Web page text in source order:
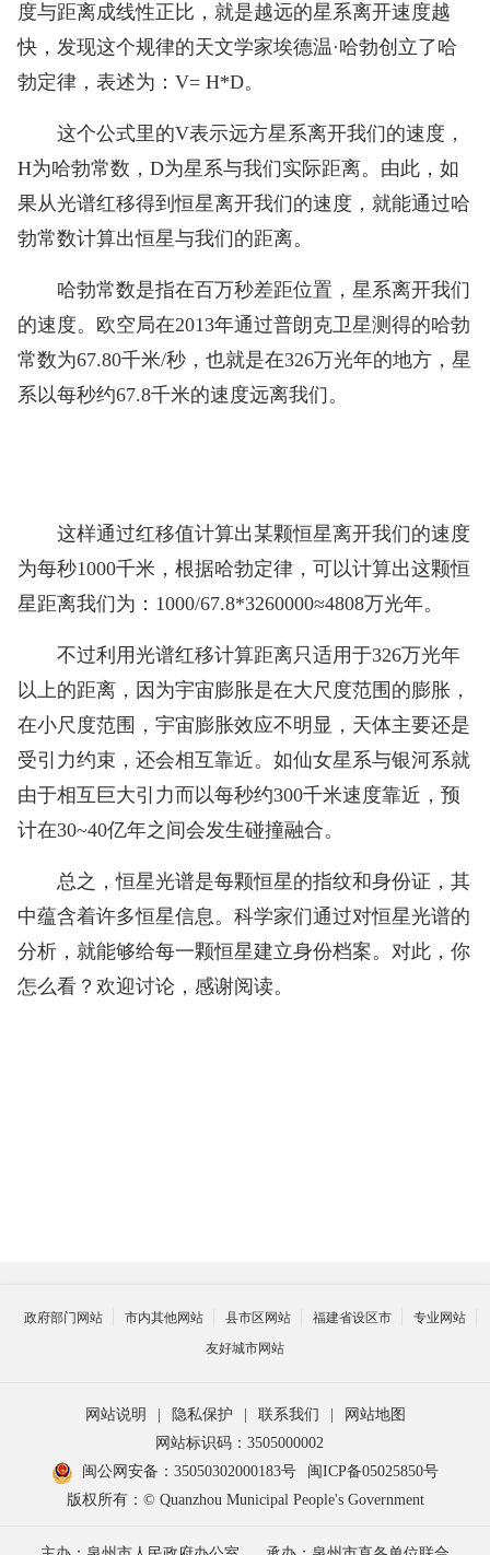
度与距离成线性正比，就是越远的星系离开速度越
快，发现这个规律的天文学家埃德温·哈勃创立了哈
勃定律，表述为：V= H*D。
这个公式里的V表示远方星系离开我们的速度，
H为哈勃常数，D为星系与我们实际距离。由此，如
果从光谱红移得到恒星离开我们的速度，就能通过哈
勃常数计算出恒星与我们的距离。
哈勃常数是指在百万秒差距位置，星系离开我们
的速度。欧空局在2013年通过普朗克卫星测得的哈勃
常数为67.80千米/秒，也就是在326万光年的地方，星
系以每秒约67.8千米的速度远离我们。
这样通过红移值计算出某颗恒星离开我们的速度
为每秒1000千米，根据哈勃定律，可以计算出这颗恒
星距离我们为：1000/67.8*3260000≈4808万光年。
不过利用光谱红移计算距离只适用于326万光年
以上的距离，因为宇宙膨胀是在大尺度范围的膨胀，
在小尺度范围，宇宙膨胀效应不明显，天体主要还是
受引力约束，还会相互靠近。如仙女星系与银河系就
由于相互巨大引力而以每秒约300千米速度靠近，预
计在30~40亿年之间会发生碰撞融合。
总之，恒星光谱是每颗恒星的指纹和身份证，其
中蕴含着许多恒星信息。科学家们通过对恒星光谱的
分析，就能够给每一颗恒星建立身份档案。对此，你
怎么看？欢迎讨论，感谢阅读。
政府部门网站 市内其他网站 县市区网站 福建省设区市
专业网站
友好城市网站
网站说明 隐私保护 联系我们
网站地图
网站标识码：3505000002
闽公网安备：35050302000183号
闽ICP备05025850号
版权所有：© Quanzhou Municipal People's Government